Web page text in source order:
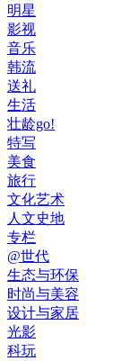
明星
影视
音乐
韩流
送礼
生活
壮龄go!
特写
美食
旅行
文化艺术
人文史地
专栏
@世代
生态与环保
时尚与美容
设计与家居
光影
科玩